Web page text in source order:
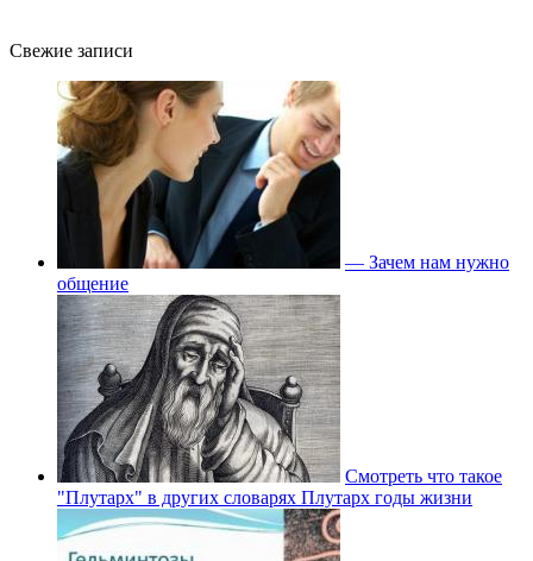
Свежие записи
— Зачем нам нужно
общение
Смотреть что такое
"Плутарх" в других словарях Плутарх годы жизни